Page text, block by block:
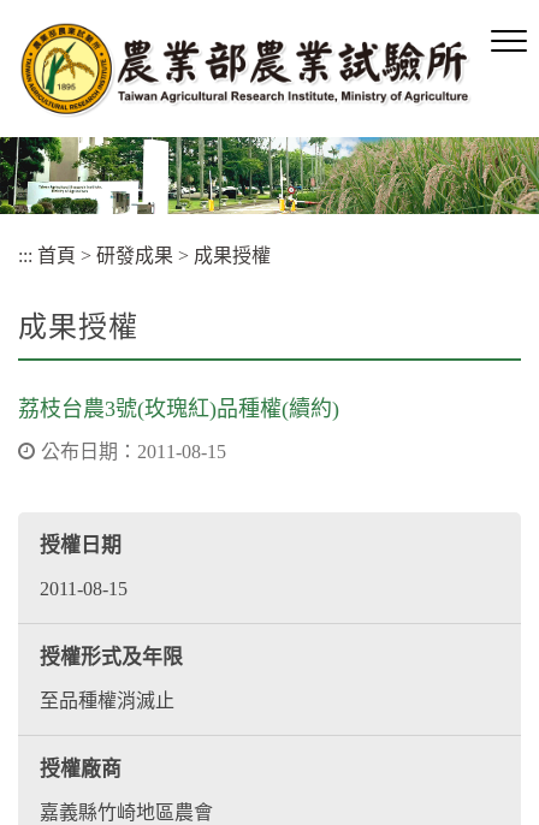
容
區
塊
::: 首頁 > 研發成果 > 成果授權
成果授權
荔枝台農3號(玫瑰紅)品種權(續約)
公布日期：2011-08-15
授權日期
2011-08-15
授權形式及年限
至品種權消滅止
授權廠商
嘉義縣竹崎地區農會